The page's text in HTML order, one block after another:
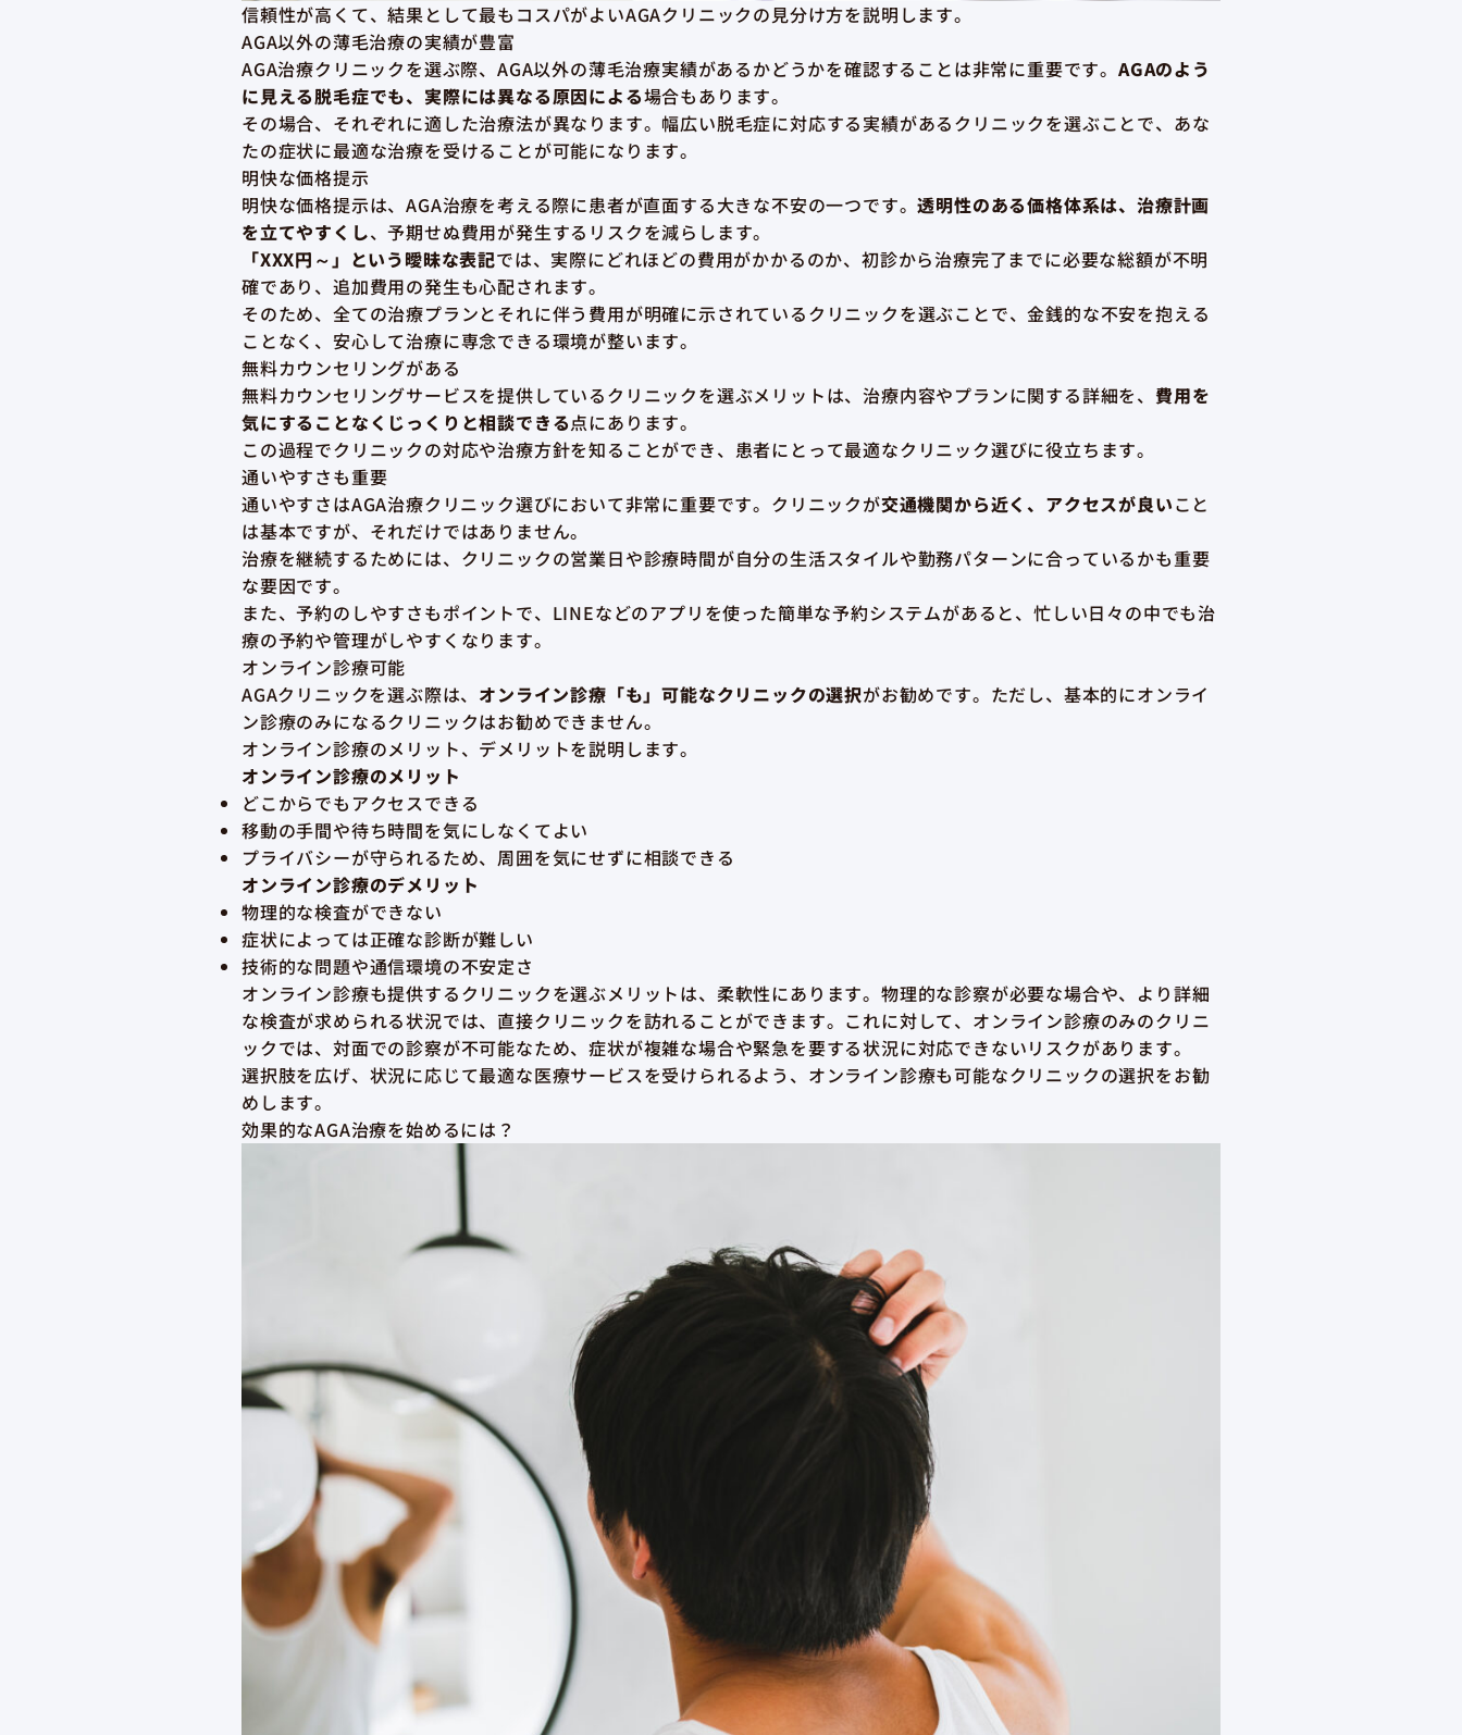
信頼性が高くて、結果として最もコスパがよいAGAクリニックの見分け方を説明します。
AGA以外の薄毛治療の実績が豊富
AGA治療クリニックを選ぶ際、AGA以外の薄毛治療実績があるかどうかを確認することは非常に重要です。 AGAのよう
に見える脱毛症でも、実際には異なる原因による場合もあります。
その場合、それぞれに適した治療法が異なります。幅広い脱毛症に対応する実績があるクリニックを選ぶことで、あな
たの症状に最適な治療を受けることが可能になります。
明快な価格提示
明快な価格提示は、AGA治療を考える際に患者が直面する大きな不安の一つです。透明性のある価格体系は、治療計画
を立てやすくし、予期せぬ費用が発生するリスクを減らします。
「XXX円～」という曖昧な表記では、実際にどれほどの費用がかかるのか、初診から治療完了までに必要な総額が不明
確であり、追加費用の発生も心配されます。
そのため、全ての治療プランとそれに伴う費用が明確に示されているクリニックを選ぶことで、金銭的な不安を抱える
ことなく、安心して治療に専念できる環境が整います。
無料カウンセリングがある
無料カウンセリングサービスを提供しているクリニックを選ぶメリットは、治療内容やプランに関する詳細を、 費用を
気にすることなくじっくりと相談できる点にあります。
この過程でクリニックの対応や治療方針を知ることができ、患者にとって最適なクリニック選びに役立ちます。
通いやすさも重要
通いやすさはAGA治療クリニック選びにおいて非常に重要です。クリニックが交通機関から近く、アクセスが良いこと
は基本ですが、それだけではありません。
治療を継続するためには、クリニックの営業日や診療時間が自分の生活スタイルや勤務パターンに合っているかも重要
な要因です。
また、予約のしやすさもポイントで、LINEなどのアプリを使った簡単な予約システムがあると、忙しい日々の中でも治
療の予約や管理がしやすくなります。
オンライン診療可能
AGAクリニックを選ぶ際は、 オンライン診療「も」可能なクリニックの選択がお勧めです。ただし、基本的にオンライ
ン診療のみになるクリニックはお勧めできません。
オンライン診療のメリット、デメリットを説明します。
オンライン診療のメリット
どこからでもアクセスできる
移動の手間や待ち時間を気にしなくてよい
プライバシーが守られるため、周囲を気にせずに相談できる
オンライン診療のデメリット
物理的な検査ができない
症状によっては正確な診断が難しい
技術的な問題や通信環境の不安定さ
オンライン診療も提供するクリニックを選ぶメリットは、柔軟性にあります。物理的な診察が必要な場合や、より詳細
な検査が求められる状況では、直接クリニックを訪れることができます。これに対して、オンライン診療のみのクリニ
ックでは、対面での診察が不可能なため、症状が複雑な場合や緊急を要する状況に対応できないリスクがあります。
選択肢を広げ、状況に応じて最適な医療サービスを受けられるよう、オンライン診療も可能なクリニックの選択をお勧
めします。
効果的なAGA治療を始めるには？